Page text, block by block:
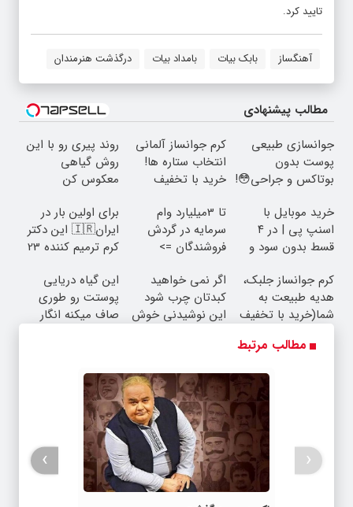
تایید کرد.
آهنگساز بابک بیات بامداد بیات درگذشت هنرمندان
مطالب پیشنهادی
جوانسازی طبیعی
پوست بدون
بوتاکس و جراحی😳!
کرم جوانساز آلمانی
انتخاب ستاره ها!
خرید با تخفیف
روند پیری رو با این
روش گیاهی
معکوس کن
خرید موبایل با
اسنپ پی | در ۴
قسط بدون سود و
تا 3میلیارد وام
سرمایه در گردش
فروشندگان =>
کن
برای اولین بار در
ایران🇮🇷 این دکتر
کرم ترمیم کننده 23
کرم جوانساز جلبک،
هدیه طبیعت به
شما(خرید با تخفیف
اگر نمی خواهید
کبدتان چرب شود
این نوشیدنی خوش
این گیاه دریایی
پوستت رو طوری
صاف میکنه انگار
مطالب مرتبط
‹
›